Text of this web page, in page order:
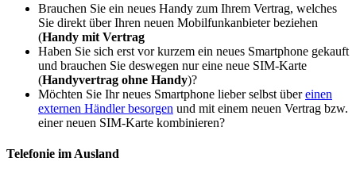
Brauchen Sie ein neues Handy zum Ihrem Vertrag, welches
Sie direkt über Ihren neuen Mobilfunkanbieter beziehen
(Handy mit Vertrag
Haben Sie sich erst vor kurzem ein neues Smartphone gekauft
und brauchen Sie deswegen nur eine neue SIM-Karte
(Handyvertrag ohne Handy)?
Möchten Sie Ihr neues Smartphone lieber selbst übereinen
externen Händler besorgen und mit einem neuen Vertrag bzw.
einer neuen SIM-Karte kombinieren?
Telefonie im Ausland